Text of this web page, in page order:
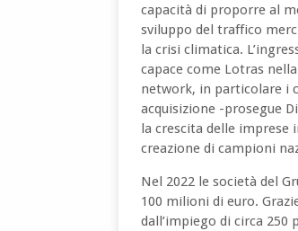
capacità di proporre al
sviluppo del traffico
la crisi climatica.
capace come Lotras
network, in particolare i
acquisizione -prosegue
la crescita delle imprese
creazione di campioni
Nel 2022 le società del
100 milioni di euro.
dall’impiego di circa